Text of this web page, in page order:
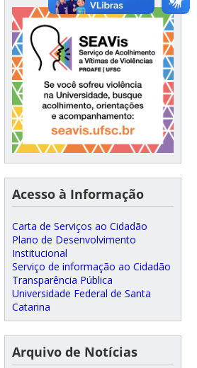
Acesso à Informação
Carta de Serviços ao Cidadão
Plano de Desenvolvimento
Institucional
Serviço de informação ao Cidadão
Transparência Pública
Universidade Federal de Santa
Catarina
Arquivo de Notícias